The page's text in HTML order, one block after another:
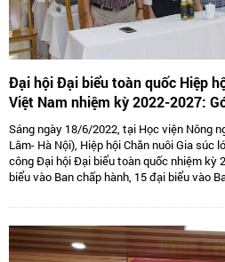
Đại hội Đại biểu toàn quốc Hiệp
Việt Nam nhiệm kỳ 2022-2027:
Chăn nuôi gia súc lớn Việt Nam
Sáng ngày 18/6/2022, tại Học viện Nông
Lâm- Hà Nội), Hiệp hội Chăn nuôi Gia súc
công Đại hội Đại biểu toàn quốc nhiệm kỳ
biểu vào Ban chấp hành, 15 đại biểu vào
Chủ tịch kiêm Tổng thư kí và 05 Phó Chủ
PGS.TS Sử Thanh Long, bà Tô Tuệ Lang,